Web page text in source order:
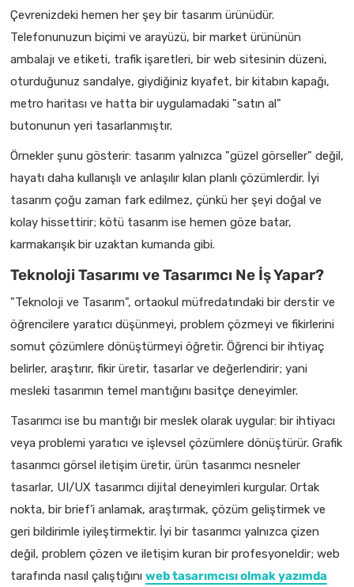
Çevrenizdeki hemen her şey bir tasarım ürünüdür.
Telefonunuzun biçimi ve arayüzü, bir market ürününün
ambalajı ve etiketi, trafik işaretleri, bir web sitesinin düzeni,
oturduğunuz sandalye, giydiğiniz kıyafet, bir kitabın kapağı,
metro haritası ve hatta bir uygulamadaki "satın al"
butonunun yeri tasarlanmıştır.
Örnekler şunu gösterir: tasarım yalnızca "güzel görseller" değil,
hayatı daha kullanışlı ve anlaşılır kılan planlı çözümlerdir. İyi
tasarım çoğu zaman fark edilmez, çünkü her şeyi doğal ve
kolay hissettirir; kötü tasarım ise hemen göze batar,
karmakarışık bir uzaktan kumanda gibi.
Teknoloji Tasarımı ve Tasarımcı Ne İş Yapar?
"Teknoloji ve Tasarım", ortaokul müfredatındaki bir derstir ve
öğrencilere yaratıcı düşünmeyi, problem çözmeyi ve fikirlerini
somut çözümlere dönüştürmeyi öğretir. Öğrenci bir ihtiyaç
belirler, araştırır, fikir üretir, tasarlar ve değerlendirir; yani
mesleki tasarımın temel mantığını basitçe deneyimler.
Tasarımcı ise bu mantığı bir meslek olarak uygular: bir ihtiyacı
veya problemi yaratıcı ve işlevsel çözümlere dönüştürür. Grafik
tasarımcı görsel iletişim üretir, ürün tasarımcı nesneler
tasarlar, UI/UX tasarımcı dijital deneyimleri kurgular. Ortak
nokta, bir brief'i anlamak, araştırmak, çözüm geliştirmek ve
geri bildirimle iyileştirmektir. İyi bir tasarımcı yalnızca çizen
değil, problem çözen ve iletişim kuran bir profesyoneldir; web
tarafında nasıl çalıştığını web tasarımcısı olmak yazımda